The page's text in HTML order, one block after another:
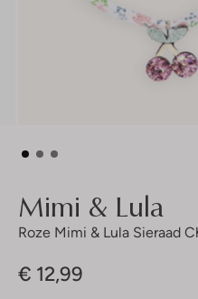
Mimi & Lula
Roze Mimi & Lula Sieraad
€ 12,99